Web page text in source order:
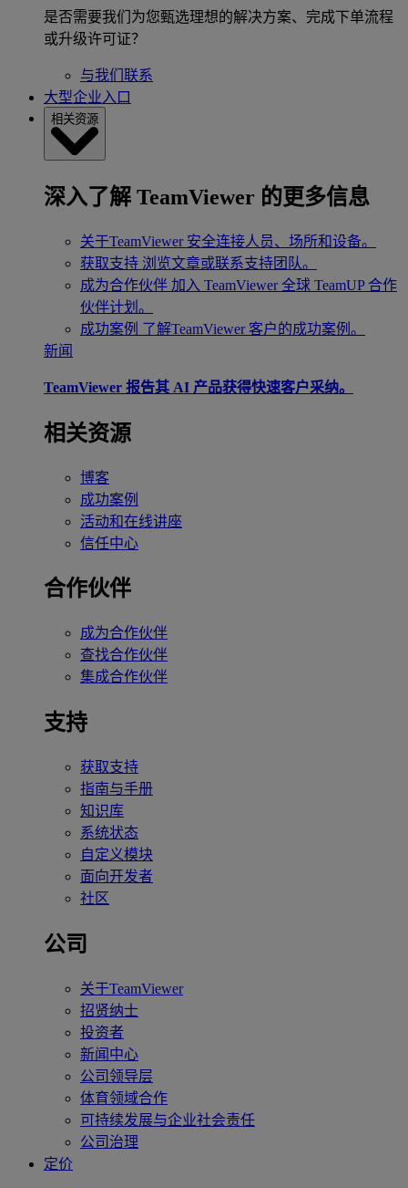
是否需要我们为您甄选理想的解决方案、完成下单流程
或升级许可证？
与我们联系
大型企业入口
相关资源
深入了解 TeamViewer 的更多信息
关于TeamViewer 安全连接人员、场所和设备。
获取支持 浏览文章或联系支持团队。
成为合作伙伴 加入 TeamViewer 全球 TeamUP 合作
伙伴计划。
成功案例 了解TeamViewer 客户的成功案例。
新闻
TeamViewer 报告其 AI 产品获得快速客户采纳。
相关资源
博客
成功案例
活动和在线讲座
信任中心
合作伙伴
成为合作伙伴
查找合作伙伴
集成合作伙伴
支持
获取支持
指南与手册
知识库
系统状态
自定义模块
面向开发者
社区
公司
关于TeamViewer
招贤纳士
投资者
新闻中心
公司领导层
体育领域合作
可持续发展与企业社会责任
公司治理
定价